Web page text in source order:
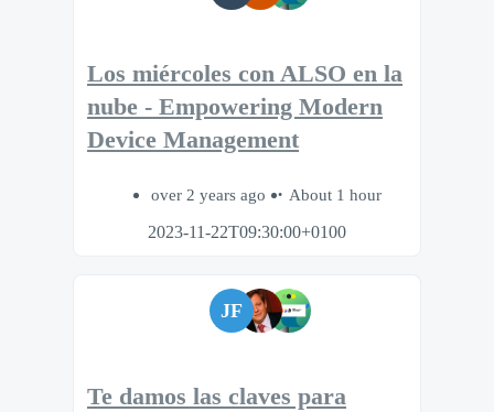
Los miércoles con ALSO en la
nube - Empowering Modern
Device Management
over 2 years ago
About 1 hour
2023-11-22T09:30:00+0100
JF
Te damos las claves para